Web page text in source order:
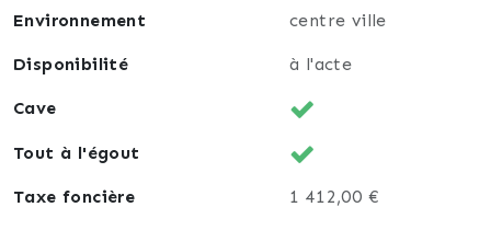
Destinés aux investisseurs, ces 2 appartements sont
785€. Le local commercial est actuellement libre
Le potentiel locatif mensuelle total est d'environ
1385 €/mois, avec taux de rentabilité brut de 13,2%.
Environnement centre ville
Disponibilité à l'acte
Cave
Tout à l'égout
Taxe foncière 1 412,00 €